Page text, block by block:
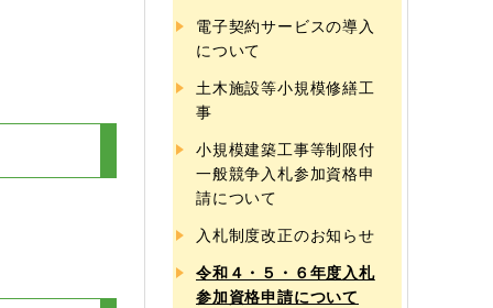
電子契約サービスの導入
について
土木施設等小規模修繕工
事
小規模建築工事等制限付
一般競争入札参加資格申
請について
入札制度改正のお知らせ
令和４・５・６年度入札
参加資格申請について